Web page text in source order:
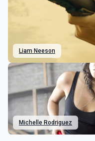
Liam Neeson
Michelle Rodriguez